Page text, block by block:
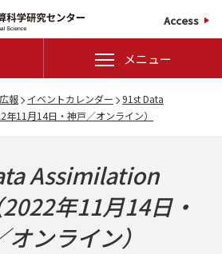
Access
メニュー
報 イベントカレンダー
91st Data
11月14日・神戸／オンライン）
Assimilation
年11月14日・
ンライン）